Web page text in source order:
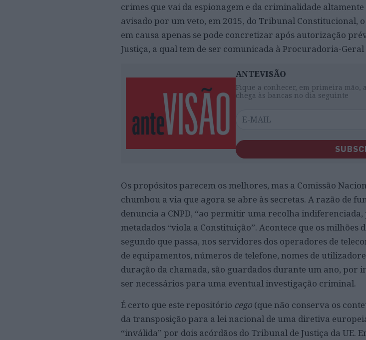
crimes que vai da espionagem e da criminalidade
avisado por um veto, em 2015, do Tribunal Constitucional,
em causa apenas se pode concretizar após autorização
Justiça, a qual tem de ser comunicada à Procuradoria-Geral
ANTEVISÃO
Fique a conhecer, em primeira
chega às bancas no dia seguinte
Os propósitos parecem os melhores, mas a Comissão
chumbou a via que agora se abre às secretas. A razão de
denuncia a CNPD, “ao permitir uma recolha
metadados “viola a Constituição”. Acontece que os milhões
segundo que passa, nos servidores dos operadores de
de equipamentos, números de telefone, nomes de
duração da chamada, são guardados durante um ano, por
ser necessários para uma eventual investigação criminal.
É certo que este repositório cego (que não conserva os
da transposição para a lei nacional de uma diretiva
“inválida” por dois acórdãos do Tribunal de Justiça da UE.